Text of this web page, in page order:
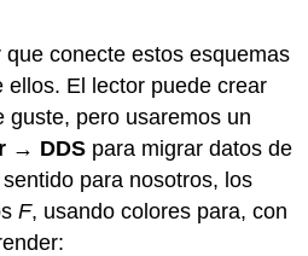
conecte estos esquemas
ellos. El lector puede crear
guste, pero usaremos un
→ DDS para migrar datos de
para nosotros, los
F, usando colores para, con